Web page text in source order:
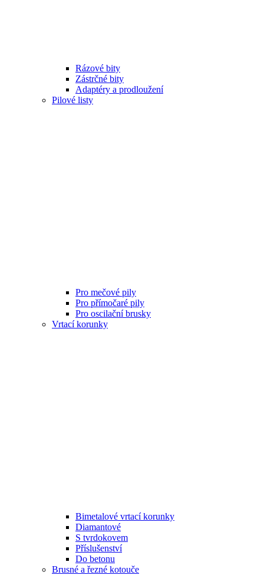
Rázové bity
Zástrčné bity
Adaptéry a prodloužení
Pilové listy
Pro mečové pily
Pro přímočaré pily
Pro oscilační brusky
Vrtací korunky
Bimetalové vrtací korunky
Diamantové
S tvrdokovem
Příslušenství
Do betonu
Brusné a řezné kotouče